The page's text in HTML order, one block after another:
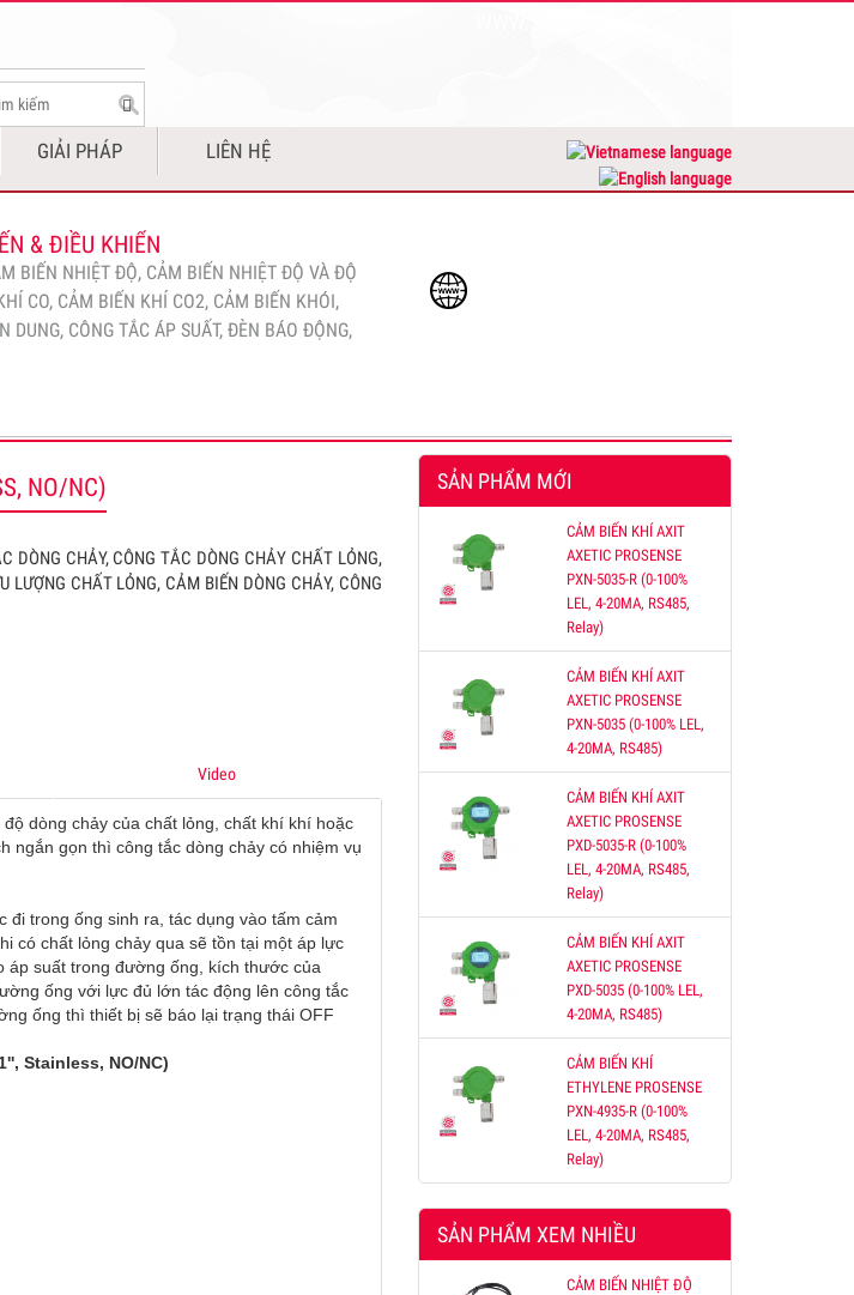
GIẢI PHÁP LIÊN HỆ
DỊCH VỤ HÒA ĐỒNG BỘ MÁY
vụ hòa đồng bộ Hai hoặc nhiều máy làm
Hòa đồng bộ 3 máy phát, Hòa đồng bộ
- Giải pháp hòa 2 máy điện, Giải pháp hòa 3
& ĐIỀU KHIỂN
BIẾN NHIỆT ĐỘ, CẢM BIẾN NHIỆT ĐỘ VÀ ĐỘ
CO, CẢM BIẾN KHÍ CO2, CẢM BIẾN KHÓI,
CÔNG TẮC ÁP SUẤT, ĐÈN BÁO ĐỘNG,
CẢM BIẾN ĐO ĐỘ ĐỤC NƯỚC THẢI, CẢM
DẢI ĐO 0-300 NTU METP-Ex
CO, BỘ ĐIỀU KHIẾN KHÍ CO, BỘ ĐIỀU KHIỂN
BỘ ĐIỀU KHIỂN CO 4-20MA, TỦ ĐIỀU
EMS KT-241
KT-241 0-5000 PPM, CẢM BIẾN KHÍ CO2
0-5000 PPM, CẢM BIẾN CO2 ỐNG GIÓ 0-
NO/NC)
DÒNG CHẢY, CÔNG TẮC DÒNG CHẢY CHẤT LỎNG,
LƯỢNG CHẤT LỎNG, CẢM BIẾN DÒNG CHẢY, CÔNG
Video
dòng chảy của chất lỏng, chất khí khí hoặc
ngắn gọn thì công tắc dòng chảy có nhiệm vụ
trong ống sinh ra, tác dụng vào tấm cảm
có chất lỏng chảy qua sẽ tồn tại một áp lực
áp suất trong đường ống, kích thước của
ống với lực đủ lớn tác động lên công tắc
ống thì thiết bị sẽ báo lại trạng thái OFF
Stainless, NO/NC)
SẢN PHẨM MỚI
CẢM BIẾN KHÍ AXIT
AXETIC PROSENSE
PXN-5035-R (0-100%
LEL, 4-20MA, RS485,
Relay)
CẢM BIẾN KHÍ AXIT
AXETIC PROSENSE
PXN-5035 (0-100% LEL,
4-20MA, RS485)
CẢM BIẾN KHÍ AXIT
AXETIC PROSENSE
PXD-5035-R (0-100%
LEL, 4-20MA, RS485,
Relay)
CẢM BIẾN KHÍ AXIT
AXETIC PROSENSE
PXD-5035 (0-100% LEL,
4-20MA, RS485)
CẢM BIẾN KHÍ
ETHYLENE PROSENSE
PXN-4935-R (0-100%
LEL, 4-20MA, RS485,
Relay)
SẢN PHẨM XEM NHIỀU
CẢM BIẾN NHIỆT ĐỘ